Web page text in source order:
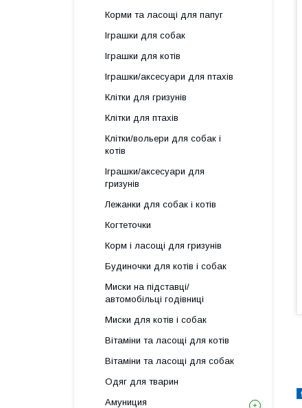
Корми та ласощі для папуг
Іграшки для собак
Іграшки для котів
Іграшки/аксесуари для птахів
Клітки для гризунів
Клітки для птахів
Клітки/вольери для собак і
котів
Іграшки/аксесуари для
гризунів
Лежанки для собак і котів
Когтеточки
Корм і ласощі для гризунів
Будиночки для котів і собак
Миски на підставці/
автомобільці годівниці
Миски для котів і собак
Вітаміни та ласощі для котів
Вітаміни та ласощі для собак
Одяг для тварин
Амуниция